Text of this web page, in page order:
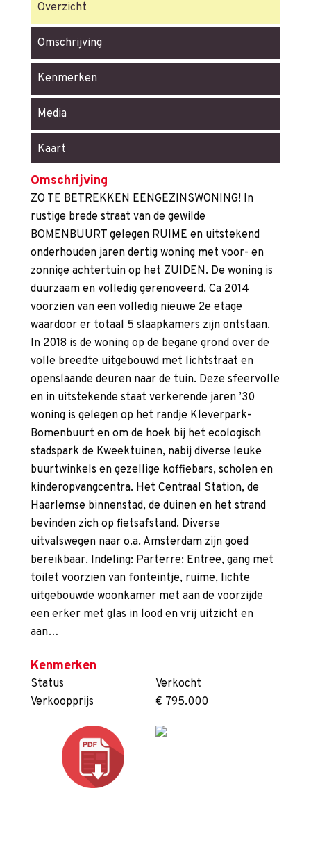
Overzicht
Omschrijving
Kenmerken
Media
Kaart
Omschrijving
ZO TE BETREKKEN EENGEZINSWONING! In
rustige brede straat van de gewilde
BOMENBUURT gelegen RUIME en uitstekend
onderhouden jaren dertig woning met voor- en
zonnige achtertuin op het ZUIDEN. De woning is
duurzaam en volledig gerenoveerd. Ca 2014
voorzien van een volledig nieuwe 2e etage
waardoor er totaal 5 slaapkamers zijn ontstaan.
In 2018 is de woning op de begane grond over de
volle breedte uitgebouwd met lichtstraat en
openslaande deuren naar de tuin. Deze sfeervolle
en in uitstekende staat verkerende jaren ’30
woning is gelegen op het randje Kleverpark-
Bomenbuurt en om de hoek bij het ecologisch
stadspark de Kweektuinen, nabij diverse leuke
buurtwinkels en gezellige koffiebars, scholen en
kinderopvangcentra. Het Centraal Station, de
Haarlemse binnenstad, de duinen en het strand
bevinden zich op fietsafstand. Diverse
uitvalswegen naar o.a. Amsterdam zijn goed
bereikbaar. Indeling: Parterre: Entree, gang met
toilet voorzien van fonteintje, ruime, lichte
uitgebouwde woonkamer met aan de voorzijde
een erker met glas in lood en vrij uitzicht en
aan…
Kenmerken
Status
Verkocht
Verkoopprijs
€ 795.000